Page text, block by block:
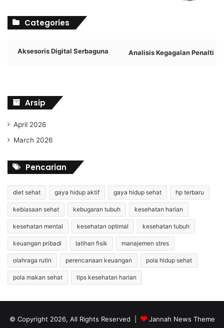
Categories
Aksesoris Digital Serbaguna Analisis Kegagalan Penalti
Arsip
April 2026
March 2026
Pencarian
diet sehat gaya hidup aktif gaya hidup sehat hp terbaru
kebiasaan sehat kebugaran tubuh kesehatan harian
kesehatan mental kesehatan optimal kesehatan tubuh
keuangan pribadi latihan fisik manajemen stres
olahraga rutin perencanaan keuangan pola hidup sehat
pola makan sehat tips kesehatan harian
© Copyright 2026, All Rights Reserved | Jannah News Theme